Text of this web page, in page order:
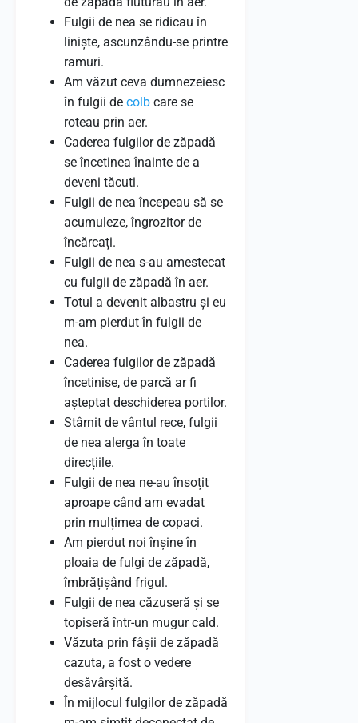
Fulgii de nea se ridicau în
liniște, ascunzându-se printre
ramuri.
Am văzut ceva dumnezeiesc
în fulgii de colb care se
roteau prin aer.
Caderea fulgilor de zăpadă
se încetinea înainte de a
deveni tăcuti.
Fulgii de nea începeau să se
acumuleze, îngrozitor de
încărcați.
Fulgii de nea s-au amestecat
cu fulgii de zăpadă în aer.
Totul a devenit albastru și eu
m-am pierdut în fulgii de
nea.
Caderea fulgilor de zăpadă
încetinise, de parcă ar fi
așteptat deschiderea portilor.
Stârnit de vântul rece, fulgii
de nea alerga în toate
direcțiile.
Fulgii de nea ne-au însoțit
aproape când am evadat
prin mulțimea de copaci.
Am pierdut noi înșine în
ploaia de fulgi de zăpadă,
îmbrățișând frigul.
Fulgii de nea căzuseră și se
topiseră într-un mugur cald.
Văzuta prin fâșii de zăpadă
cazuta, a fost o vedere
desăvârșită.
În mijlocul fulgilor de zăpadă